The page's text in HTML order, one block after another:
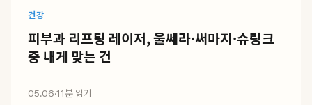
건강
피부과 리프팅 레이저, 울쎄라·써마지·슈링크
중 내게 맞는 건
05.06·11분 읽기